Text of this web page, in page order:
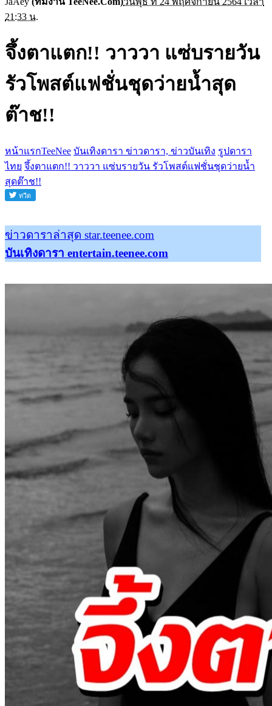
21:33 น.
จึ้งตาแตก!! วาววา แซ่บรายวัน
รัวโพสต์แฟชั่นชุดว่ายน้ำสุด
ต๊าช!!
หน้าแรกTeeNee บันเทิงดารา ข่าวดารา, ข่าวบันเทิง รูปดารา
ไทย จึ้งตาแตก!! วาววา แซ่บรายวัน รัวโพสต์แฟชั่นชุดว่ายน้ำ
สุดต๊าช!!
ข่าวดาราล่าสุด star.teenee.com
บันเทิงดารา entertain.teenee.com